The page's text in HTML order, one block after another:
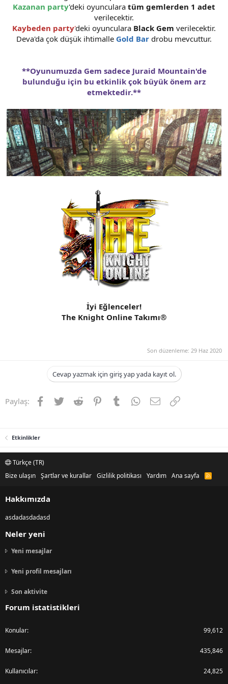
n
i
Kazanan party'deki oyunculara tüm gemlerden 1 adet
verilecektir.
Kaybeden party'deki oyunculara Black Gem verilecektir.
Deva'da çok düşük ihtimalle Gold Bar drobu mevcuttur.
**Oyunumuzda Gem sadece Juraid Mountain'de
bulunduğu için bu etkinlik çok büyük önem arz
etmektedir.**
İyi Eğlenceler!
The Knight Online Takımı®
Son düzenleme: 29 Haz 2020
Cevap yazmak için giriş yap yada kayıt ol.
Paylaş: Facebook
TwitterReddit PinterestTumblrWhatsApp
E-postaLink
Etkinlikler
Türkçe (TR)
Bize ulaşın Şartlar ve kurallar Gizlilik politikası Yardım Ana sayfa
R
Hakkımızda
asdadasdadasd
Neler yeni
Yeni mesajlar
Yeni profil mesajları
Son aktivite
Forum istatistikleri
Konular 99,612
Mesajlar 435,846
Kullanıcılar 24,825